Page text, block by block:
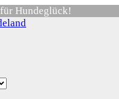
Hundeglück!